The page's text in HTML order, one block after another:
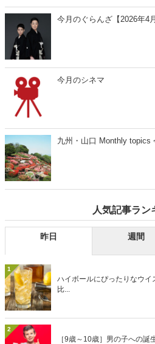
今月のぐらんざ【2026年4
今月のシネマ
九州・山口 Monthly topics
人気記事ラン
昨日 週間
1
ハイボールにぴったりなウ
比...
2
［9歳～10歳］男の子への